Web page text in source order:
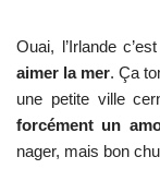
Ouai, l’Irlande
aimer la mer. Ça
une petite ville
forcément un
nager, mais bon